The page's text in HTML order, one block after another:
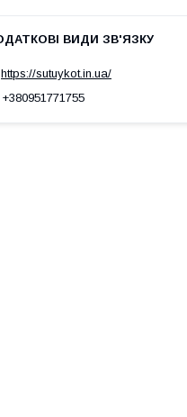
https://sutuykot.in.ua/
+380951771755